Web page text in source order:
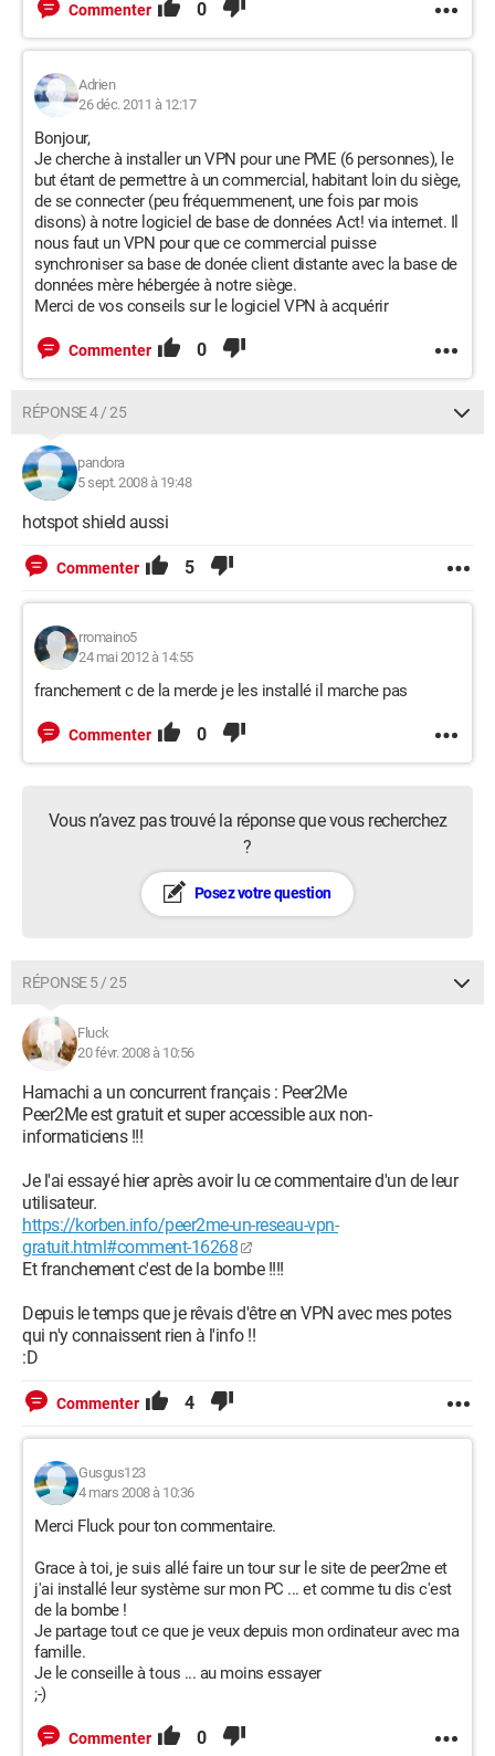
Commenter 0
Adrien
26 déc. 2011 à 12:17
Bonjour,
Je cherche à installer un VPN pour une PME (6 personnes), le
but étant de permettre à un commercial, habitant loin du siège,
de se connecter (peu fréquemmenent, une fois par mois
disons) à notre logiciel de base de données Act! via internet. Il
nous faut un VPN pour que ce commercial puisse
synchroniser sa base de donée client distante avec la base de
données mère hébergée à notre siège.
Merci de vos conseils sur le logiciel VPN à acquérir
Commenter 0
RÉPONSE 4 / 25
pandora
5 sept. 2008 à 19:48
hotspot shield aussi
Commenter 5
rromaino5
24 mai 2012 à 14:55
franchement c de la merde je les installé il marche pas
Commenter 0
Vous n’avez pas trouvé la réponse que vous recherchez
?
Posez votre question
RÉPONSE 5 / 25
Fluck
20 févr. 2008 à 10:56
Hamachi a un concurrent français : Peer2Me
Peer2Me est gratuit et super accessible aux non-
informaticiens !!!
Je l'ai essayé hier après avoir lu ce commentaire d'un de leur
utilisateur.
https://korben.info/peer2me-un-reseau-vpn-
gratuit.html#comment-16268
Et franchement c'est de la bombe !!!!
Depuis le temps que je rêvais d'être en VPN avec mes potes
qui n'y connaissent rien à l'info !!
:D
Commenter 4
Gusgus123
4 mars 2008 à 10:36
Merci Fluck pour ton commentaire.
Grace à toi, je suis allé faire un tour sur le site de peer2me et
j'ai installé leur système sur mon PC ... et comme tu dis c'est
de la bombe !
Je partage tout ce que je veux depuis mon ordinateur avec ma
famille.
Je le conseille à tous ... au moins essayer
;-)
Commenter 0